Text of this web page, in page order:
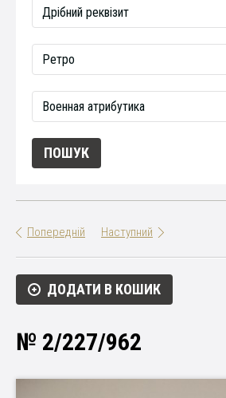
Попередній Наступний
ДОДАТИ В КОШИК
№ 2/227/962